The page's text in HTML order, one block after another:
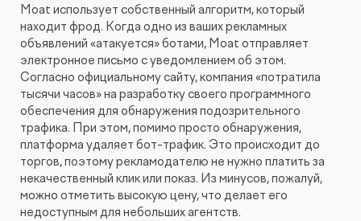
Moat использует собственный алгоритм, который
находит фрод. Когда одно из ваших рекламных
объявлений «атакуется» ботами, Moat отправляет
электронное письмо с уведомлением об этом.
Согласно официальному сайту, компания «потратила
тысячи часов» на разработку своего программного
обеспечения для обнаружения подозрительного
трафика. При этом, помимо просто обнаружения,
платформа удаляет бот-трафик. Это происходит до
торгов, поэтому рекламодателю не нужно платить за
некачественный клик или показ. Из минусов, пожалуй,
можно отметить высокую цену, что делает его
недоступным для небольших агентств.